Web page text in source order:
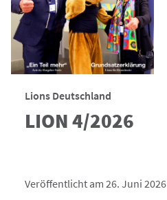
Lions Deutschland
LION 4/2026
Veröffentlicht am 26. Juni 2026